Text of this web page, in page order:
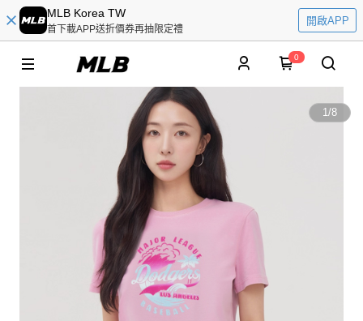
MLB Korea TW
首下載APP送折價券再抽限定禮
開啟APP
0
1/8